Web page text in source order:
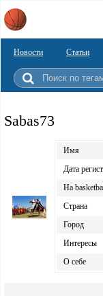
Новости Статьи
Sabas73
Имя
Дата
На
Страна
Город
Интересы
О себе